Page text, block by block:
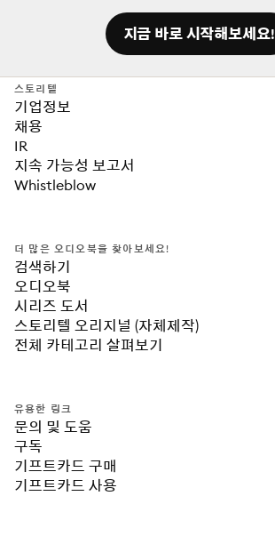
지금 바로 시작해보세요!
스토리텔
기업정보
채용
IR
지속 가능성 보고서
Whistleblow
더 많은 오디오북을 찾아보세요!
검색하기
오디오북
시리즈 도서
스토리텔 오리지널 (자체제작)
전체 카테고리 살펴보기
유용한 링크
문의 및 도움
구독
기프트카드 구매
기프트카드 사용